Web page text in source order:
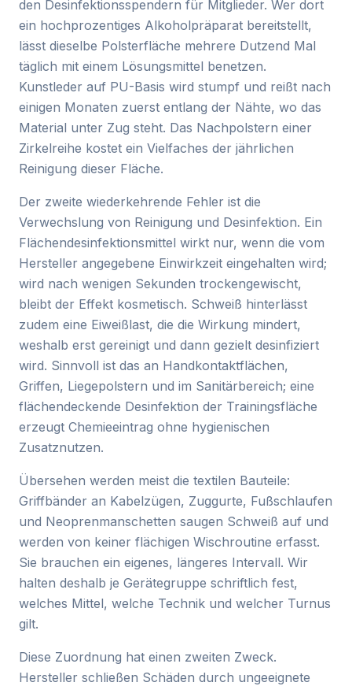
den Desinfektionsspendern für Mitglieder. Wer dort
ein hochprozentiges Alkoholpräparat bereitstellt,
lässt dieselbe Polsterfläche mehrere Dutzend Mal
täglich mit einem Lösungsmittel benetzen.
Kunstleder auf PU-Basis wird stumpf und reißt nach
einigen Monaten zuerst entlang der Nähte, wo das
Material unter Zug steht. Das Nachpolstern einer
Zirkelreihe kostet ein Vielfaches der jährlichen
Reinigung dieser Fläche.
Der zweite wiederkehrende Fehler ist die
Verwechslung von Reinigung und Desinfektion. Ein
Flächendesinfektionsmittel wirkt nur, wenn die vom
Hersteller angegebene Einwirkzeit eingehalten wird;
wird nach wenigen Sekunden trockengewischt,
bleibt der Effekt kosmetisch. Schweiß hinterlässt
zudem eine Eiweißlast, die die Wirkung mindert,
weshalb erst gereinigt und dann gezielt desinfiziert
wird. Sinnvoll ist das an Handkontaktflächen,
Griffen, Liegepolstern und im Sanitärbereich; eine
flächendeckende Desinfektion der Trainingsfläche
erzeugt Chemieeintrag ohne hygienischen
Zusatznutzen.
Übersehen werden meist die textilen Bauteile:
Griffbänder an Kabelzügen, Zuggurte, Fußschlaufen
und Neoprenmanschetten saugen Schweiß auf und
werden von keiner flächigen Wischroutine erfasst.
Sie brauchen ein eigenes, längeres Intervall. Wir
halten deshalb je Gerätegruppe schriftlich fest,
welches Mittel, welche Technik und welcher Turnus
gilt.
Diese Zuordnung hat einen zweiten Zweck.
Hersteller schließen Schäden durch ungeeignete